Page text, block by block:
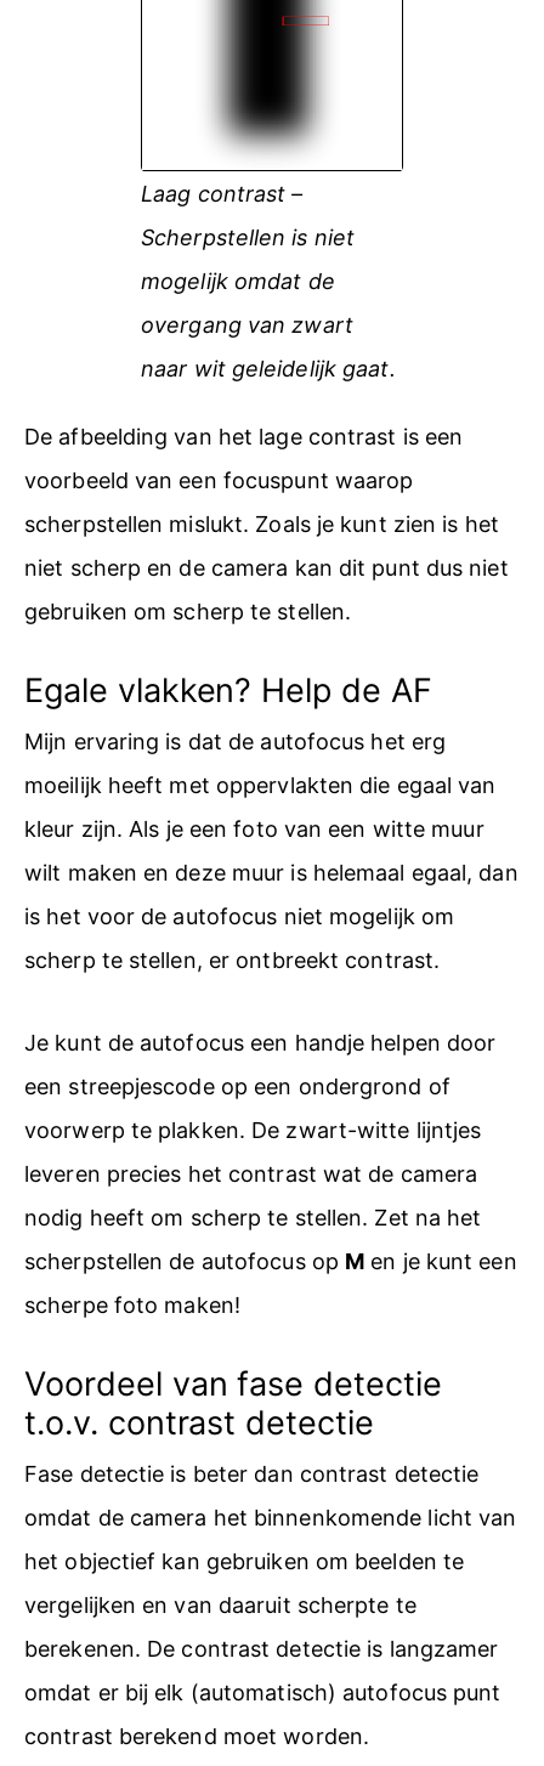
Laag contrast –
Scherpstellen is niet
mogelijk omdat de
overgang van zwart
naar wit geleidelijk gaat.
De afbeelding van het lage contrast is een
voorbeeld van een focuspunt waarop
scherpstellen mislukt. Zoals je kunt zien is het
niet scherp en de camera kan dit punt dus niet
gebruiken om scherp te stellen.
Egale vlakken? Help de AF
Mijn ervaring is dat de autofocus het erg
moeilijk heeft met oppervlakten die egaal van
kleur zijn. Als je een foto van een witte muur
wilt maken en deze muur is helemaal egaal, dan
is het voor de autofocus niet mogelijk om
scherp te stellen, er ontbreekt contrast.
Je kunt de autofocus een handje helpen door
een streepjescode op een ondergrond of
voorwerp te plakken. De zwart-witte lijntjes
leveren precies het contrast wat de camera
nodig heeft om scherp te stellen. Zet na het
scherpstellen de autofocus op M en je kunt een
scherpe foto maken!
Voordeel van fase detectie
t.o.v. contrast detectie
Fase detectie is beter dan contrast detectie
omdat de camera het binnenkomende licht van
het objectief kan gebruiken om beelden te
vergelijken en van daaruit scherpte te
berekenen. De contrast detectie is langzamer
omdat er bij elk (automatisch) autofocus punt
contrast berekend moet worden.